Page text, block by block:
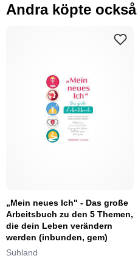
Andra köpte också
„Mein neues Ich" - Das große
Arbeitsbuch zu den 5 Themen,
die dein Leben verändern
werden (inbunden, gem)
Suhland